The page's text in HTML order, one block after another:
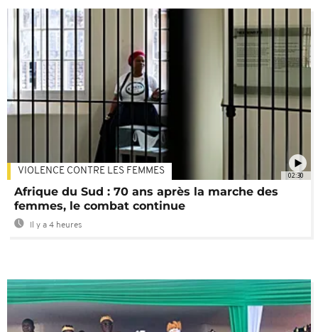
02:30
VIOLENCE CONTRE LES FEMMES
Afrique du Sud : 70 ans après la marche des
femmes, le combat continue
Il y a 4 heures